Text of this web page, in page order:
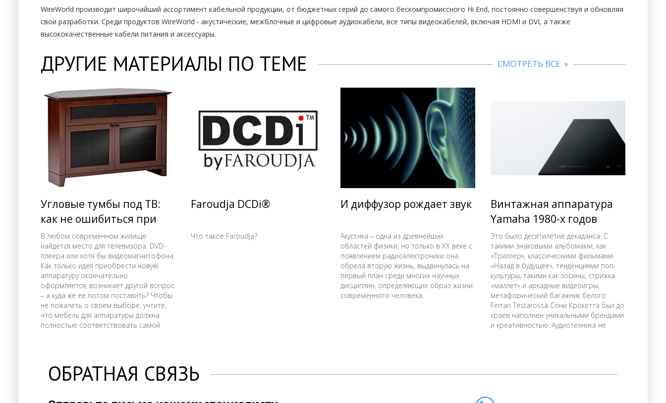
WireWorld производит широчайший ассортимент кабельной продукции, от бюджетных серий до самого бескомпромиссного Hi End, постоянно совершенствуя и обновляя
свои разработки. Среди продуктов WireWorld - акустические, межблочные и цифровые аудиокабели, все типы видеокабелей, включая HDMI и DVI, а также
высококачественные кабели питания и аксессуары.
ДРУГИЕ МАТЕРИАЛЫ ПО ТЕМЕ СМОТРЕТЬ ВСЕ
Угловые тумбы под ТВ:
как не ошибиться при
покупке тумбы для
телевизора.
В любом современном жилище
найдется место для телевизора, DVD-
плеера или хотя бы видеомагнитофона.
Как только идея приобрести новую
аппаратуру окончательно
оформляется, возникает другой вопрос
– а куда же ее потом поставить? Чтобы
не пожалеть о своем выборе, учтите,
что мебель для аппаратуры должна
полностью соответствовать самой
его форму и вид, но не затмевать ваш
современный экран своим
Faroudja DCDi®
Что такое Faroudja?
И диффузор рождает звук
Акустика – одна из древнейших
областей физики, но только в ХХ веке с
появлением радиоэлектроники она
обрела вторую жизнь, выдвинулась на
первый план среди многих научных
дисциплин, определяющих образ жизни
современного человека.
Винтажная аппаратура
Yamaha 1980-х годов
Это было десятилетие декаданса. С
такими знаковыми альбомами, как
«Триллер», классическими фильмами
«Назад в будущее», тенденциями поп-
культуры, такими как лосины, стрижка
«маллет» и аркадные видеоигры,
метафорический багажник белого
Ferrari Testarossa Сони Крокетта был до
краев наполнен уникальными брендами
и креативностью. Аудиотехника не
ОБРАТНАЯ СВЯЗЬ